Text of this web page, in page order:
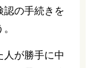
認の手続きを
人が勝手に中